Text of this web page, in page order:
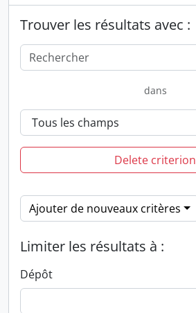
Trouver les résultats avec :
dans
Delete criterion
Ajouter de nouveaux critères
Limiter les résultats à :
Dépôt